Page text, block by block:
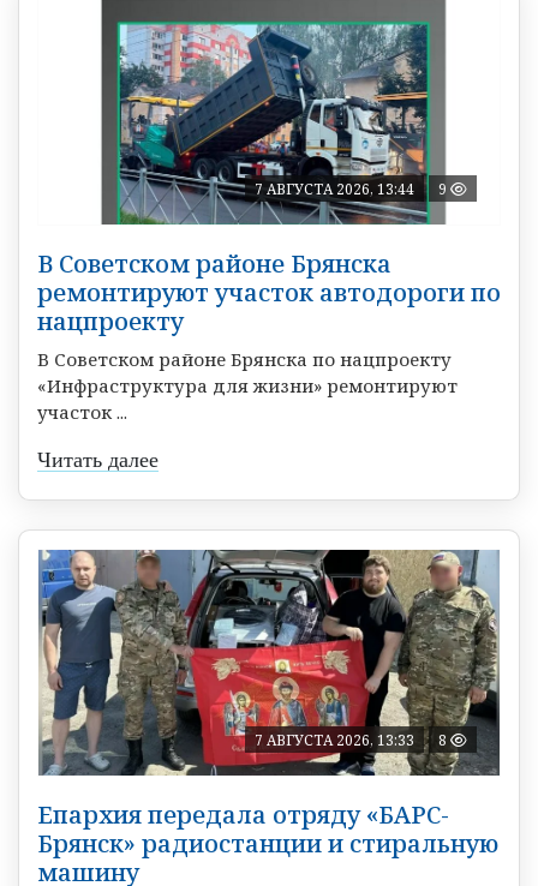
7 АВГУСТА 2026, 13:44 9
В Советском районе Брянска
ремонтируют участок автодороги по
нацпроекту
В Советском районе Брянска по нацпроекту
«Инфраструктура для жизни» ремонтируют
участок ...
Читать далее
7 АВГУСТА 2026, 13:33 8
Епархия передала отряду «БАРС-
Брянск» радиостанции и стиральную
машину